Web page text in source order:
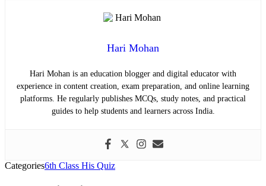
Hari Mohan
Hari Mohan is an education blogger and digital educator with
experience in content creation, exam preparation, and online learning
platforms. He regularly publishes MCQs, study notes, and practical
guides to help students and learners across India.
Categories6th Class His Quiz